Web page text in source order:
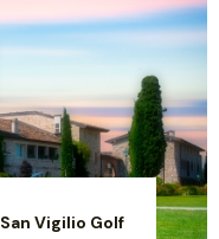
Vigilio Golf